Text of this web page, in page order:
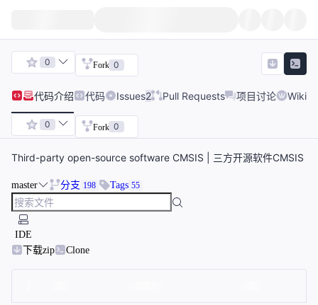
0 Fork 0
代码介绍 代码 Issues2 Pull Requests 项目讨论 Wiki
0 Fork 0
Third-party open-source software CMSIS | 三方开源软件CMSIS
master 分支 198 Tags 55
IDE
下载zip
Clone